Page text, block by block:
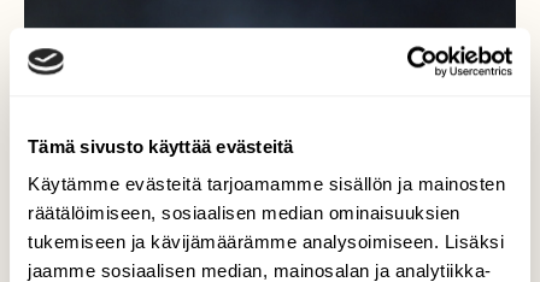
Tämä sivusto käyttää evästeitä
Käytämme evästeitä tarjoamamme sisällön ja mainosten
räätälöimiseen, sosiaalisen median ominaisuuksien
tukemiseen ja kävijämäärämme analysoimiseen. Lisäksi
jaamme sosiaalisen median, mainosalan ja analytiikka-
Tiistaina 25.10. oli osittainen
auringonpimennys